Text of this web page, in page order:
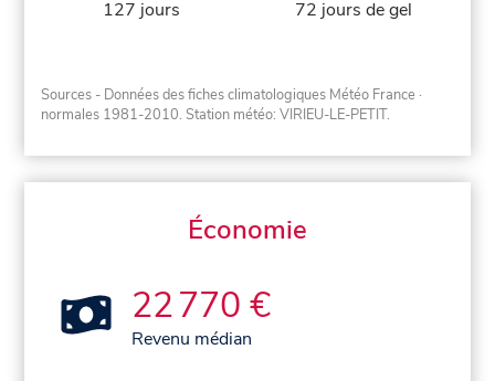
127 jours 72 jours de gel
Sources - Données des fiches climatologiques Météo France ·
normales 1981-2010. Station météo: VIRIEU-LE-PETIT.
Économie
22 770 €
Revenu médian